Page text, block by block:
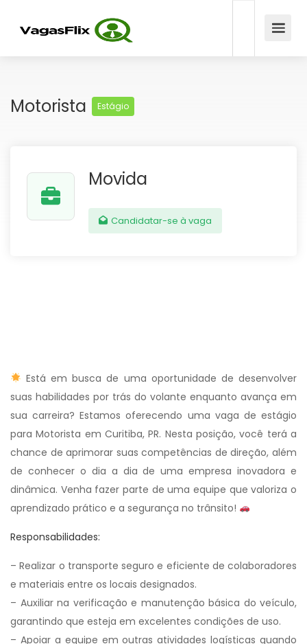
Motorista Estágio
Movida
Candidatar-se à vaga
Está em busca de uma oportunidade de desenvolver
suas habilidades por trás do volante enquanto avança em
sua carreira? Estamos oferecendo uma vaga de estágio
para Motorista em Curitiba, PR. Nesta posição, você terá a
chance de aprimorar suas competências de direção, além
de conhecer o dia a dia de uma empresa inovadora e
dinâmica. Venha fazer parte de uma equipe que valoriza o
aprendizado prático e a segurança no trânsito!
Responsabilidades:
– Realizar o transporte seguro e eficiente de colaboradores
e materiais entre os locais designados.
– Auxiliar na verificação e manutenção básica do veículo,
garantindo que esteja em excelentes condições de uso.
– Apoiar a equipe em outras atividades logísticas quando